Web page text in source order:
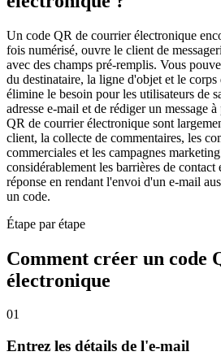
Un code QR de courrier électronique
fois numérisé, ouvre le client de
avec des champs pré-remplis. Vous
du destinataire, la ligne d'objet et le
élimine le besoin pour les utilisateurs de
adresse e-mail et de rédiger un message
QR de courrier électronique sont
client, la collecte de commentaires, les
commerciales et les campagnes
considérablement les barrières de contact
réponse en rendant l'envoi d'un e-mail
un code.
Étape par étape
Comment créer un code
électronique
01
Entrez les détails de l'e-mail